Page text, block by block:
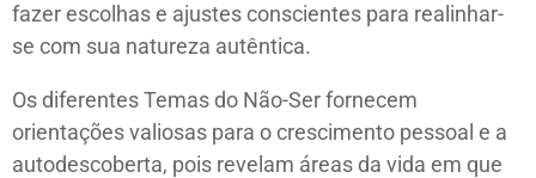
fazer escolhas e ajustes conscientes para realinhar-
se com sua natureza autêntica.
Os diferentes Temas do Não-Ser fornecem
orientações valiosas para o crescimento pessoal e a
autodescoberta, pois revelam áreas da vida em que